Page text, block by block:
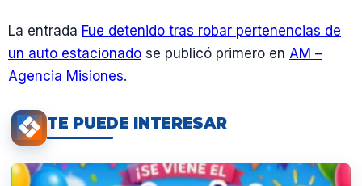
La entrada Fue detenido tras robar pertenencias de
un auto estacionado se publicó primero en AM –
Agencia Misiones.
TE PUEDE INTERESAR